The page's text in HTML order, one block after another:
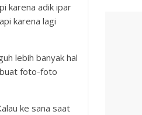
karena adik ipar
karena lagi
lebih banyak hal
buat foto-foto
ke sana saat